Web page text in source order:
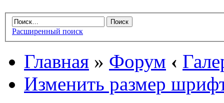
Расширенный поиск
Главная » Форум ‹
Изменить размер